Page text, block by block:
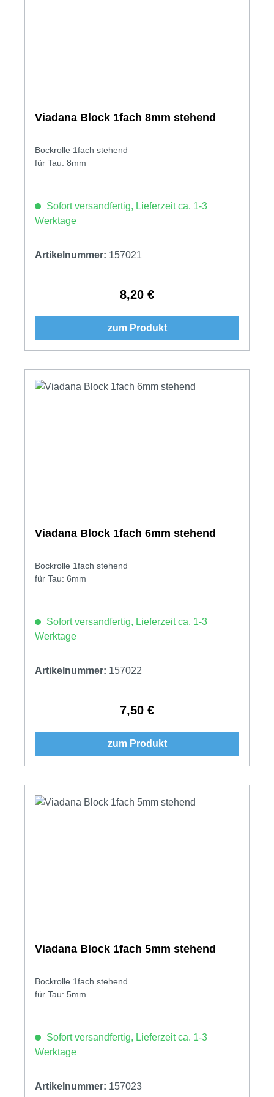
Viadana Block 1fach 8mm stehend
Bockrolle 1fach stehend
für Tau: 8mm
Sofort versandfertig, Lieferzeit ca. 1-3
Werktage
Artikelnummer: 157021
Regulärer Preis:
8,20 €
zum Produkt
Viadana Block 1fach 6mm stehend
Bockrolle 1fach stehend
für Tau: 6mm
Sofort versandfertig, Lieferzeit ca. 1-3
Werktage
Artikelnummer: 157022
Regulärer Preis:
7,50 €
zum Produkt
Viadana Block 1fach 5mm stehend
Bockrolle 1fach stehend
für Tau: 5mm
Sofort versandfertig, Lieferzeit ca. 1-3
Werktage
Artikelnummer: 157023